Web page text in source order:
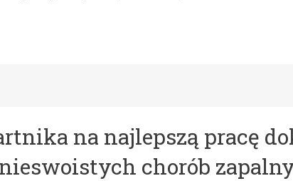
na najlepszą pracę
chorób